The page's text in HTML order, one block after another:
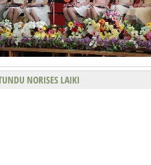
NORISES LAIKI